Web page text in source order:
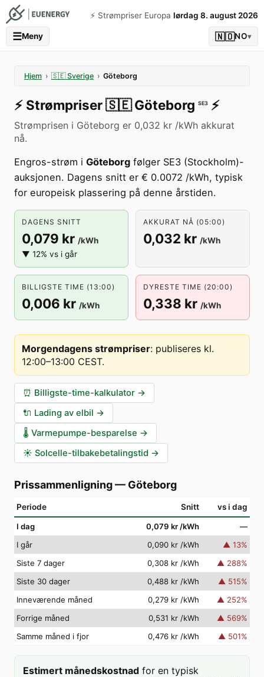
⚡️ Strømpriser Europa lørdag 8. august 2026
☰Meny 🇳🇴NO▾
Hjem › 🇸🇪 Sverige › Göteborg
⚡️ Strømpriser🇸🇪 Göteborg SE3 ⚡️
Strømprisen i Göteborg er 0,032 kr /kWh akkurat
nå.
Engros-strøm i Göteborg følger SE3 (Stockholm)-
auksjonen. Dagens snitt er € 0.0072 /kWh, typisk
for europeisk plassering på denne årstiden.
DAGENS SNITT
0,079 kr /kWh
▼ 12% vs i går
AKKURAT NÅ (05:00)
0,032 kr /kWh
BILLIGSTE TIME (13:00)
0,006 kr /kWh
DYRESTE TIME (20:00)
0,338 kr /kWh
Morgendagens strømpriser: publiseres kl.
12:00–13:00 CEST.
⏰ Billigste-time-kalkulator →
🔌 Lading av elbil →
🌡️ Varmepumpe-besparelse →
☀️ Solcelle-tilbakebetalingstid →
Prissammenligning— Göteborg
Periode Snitt vs i dag
I dag 0,079 kr /kWh
—
I går
0,090 kr /kWh ▲ 13%
Siste 7 dager
0,308 kr /kWh ▲ 288%
Siste 30 dager
0,488 kr /kWh ▲ 515%
Inneværende måned
0,279 kr /kWh ▲ 252%
Forrige måned
0,531 kr /kWh ▲ 569%
Samme måned i fjor
0,476 kr /kWh ▲ 501%
Estimert månedskostnad for en typisk